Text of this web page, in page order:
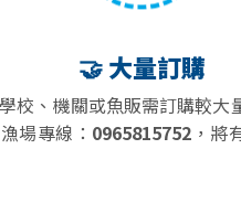
🤝 大量訂購
校、機關或魚販需訂購較大
場專線： 0965815752 ，將